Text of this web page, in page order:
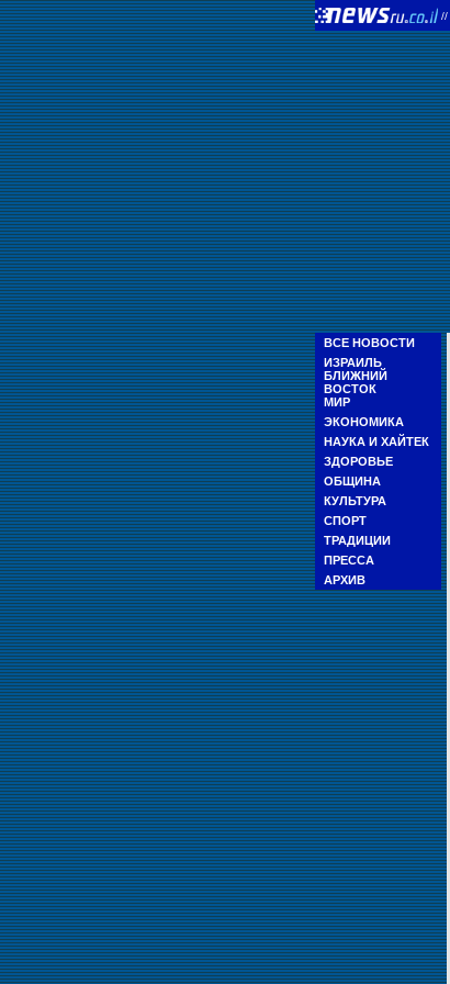
//
ВСЕ НОВОСТИ
ИЗРАИЛЬ
БЛИЖНИЙ
ВОСТОК
МИР
ЭКОНОМИКА
НАУКА И ХАЙТЕК
ЗДОРОВЬЕ
ОБЩИНА
КУЛЬТУРА
СПОРТ
ТРАДИЦИИ
ПРЕССА
АРХИВ